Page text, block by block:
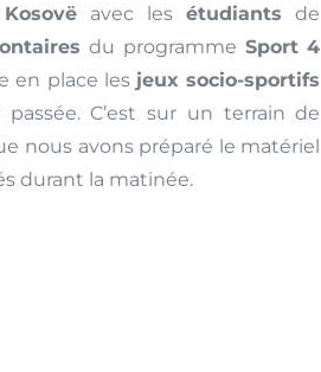
avec lesétudiants de
du programme Sport 4
en place les jeux socio-sportifs
C’est sur un terrain de
nous avons préparé le matériel
durant la matinée.